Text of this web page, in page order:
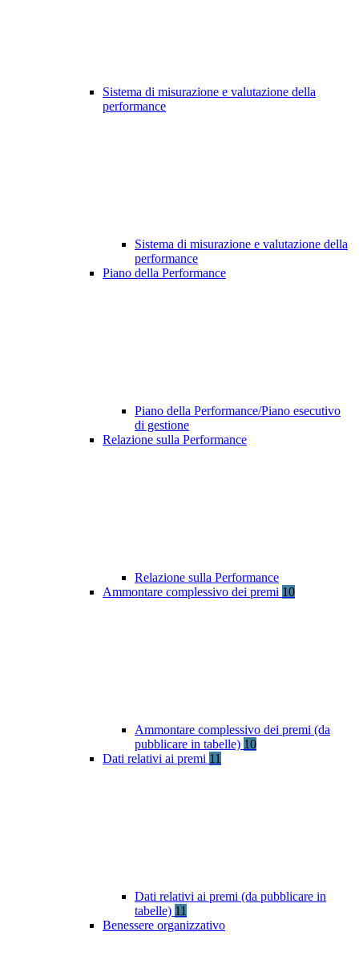
Sistema di misurazione e valutazione della
performance
Sistema di misurazione e valutazione della
performance
Piano della Performance
Piano della Performance/Piano esecutivo
di gestione
Relazione sulla Performance
Relazione sulla Performance
Ammontare complessivo dei premi 10
Ammontare complessivo dei premi (da
pubblicare in tabelle) 10
Dati relativi ai premi 11
Dati relativi ai premi (da pubblicare in
tabelle) 11
Benessere organizzativo